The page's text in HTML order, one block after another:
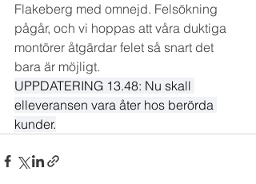
Flakeberg med omnejd. Felsökning
pågår, och vi hoppas att våra duktiga
montörer åtgärdar felet så snart det
bara är möjligt.
UPPDATERING 13.48: Nu skall
elleveransen vara åter hos berörda
kunder.